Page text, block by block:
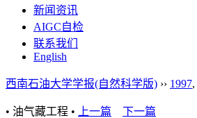
新闻资讯
AIGC自检
联系我们
English
西南石油大学学报(自然科学版) ›› 1997,
• 油气藏工程 • 上一篇 下一篇